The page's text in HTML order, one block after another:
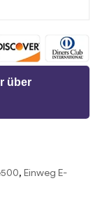
über
, Einweg E-